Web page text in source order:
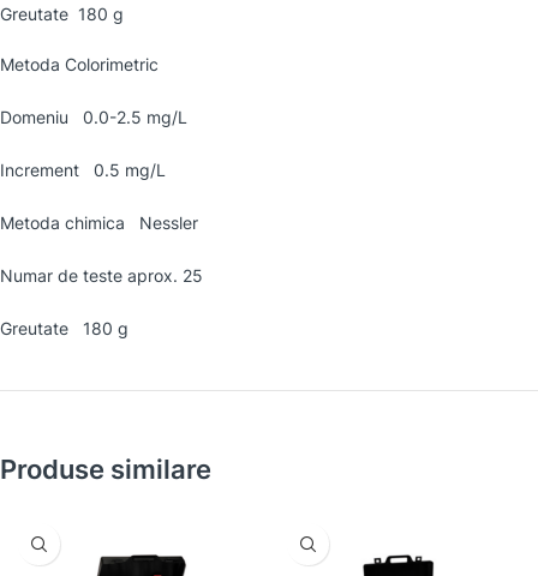
Greutate 180 g
Metoda Colorimetric
Domeniu 0.0-2.5 mg/L
Increment 0.5 mg/L
Metoda chimica Nessler
Numar de teste aprox. 25
Greutate 180 g
Produse similare